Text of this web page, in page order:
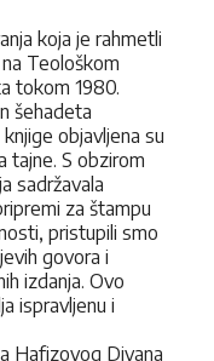
koja je rahmetli
Teološkom
tokom 1980.
šehadeta
objavljena su
tajne. S obzirom
sadržavala
za štampu
pristupili smo
govora i
izdanja. Ovo
ispravljenu i
Hafizovog Divana